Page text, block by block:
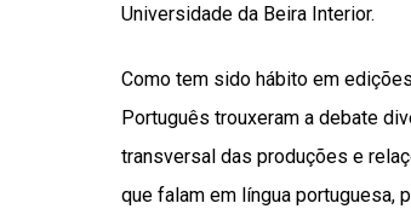
Universidade da Beira Interior.
Como tem sido hábito em
Português trouxeram a debate
transversal das produções e
que falam em língua portuguesa,